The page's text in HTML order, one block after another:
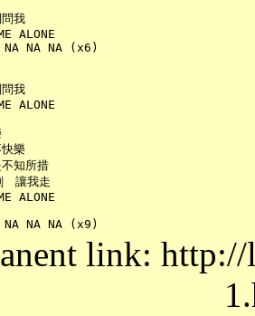
我
ALONE
NA NA (x6)
我
ALONE
樂
知所措
讓我走
ALONE
link: